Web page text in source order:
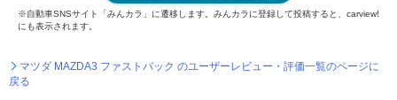
※自動車SNSサイト「みんカラ」に遷移します。みんカラに登録して投稿すると、carview!
にも表示されます。
マツダ MAZDA3 ファストバック のユーザーレビュー・評価一覧のページに
戻る